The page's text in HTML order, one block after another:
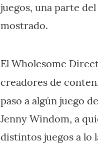
juegos, una parte
mostrado.
El Wholesome
creadores de
paso a algún juego
Jenny Windom, a
distintos juegos a lo